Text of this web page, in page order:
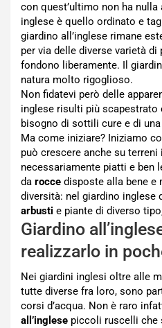
con quest’ultimo non ha
inglese è quello ordinato e
giardino all’inglese rimane
per via delle diverse varietà
fondono liberamente. Il
natura molto rigoglioso.
Non fidatevi però delle
inglese risulti più scapestrato
bisogno di sottili cure e di
Ma come iniziare? Iniziamo
può crescere anche su terreni
necessariamente piatti e ben
da rocce disposte alla bene e
diversità: nel giardino inglese
arbusti e piante di diverso
Giardino
realizzarlo in
Nei giardini inglesi oltre alle
tutte diverse fra loro, sono
corsi d’acqua. Non è raro
all’inglese piccoli ruscelli che